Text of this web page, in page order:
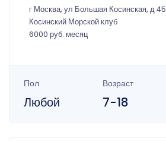
г Москва, ул Большая Косинская, д 45
Косинский Морской клуб
6000 руб. месяц
Пол
Любой
Возраст
7-18